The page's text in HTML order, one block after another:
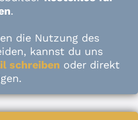
.
die Nutzung des
kannst du uns
schreiben oder direkt